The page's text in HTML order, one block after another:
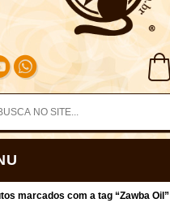
marcados com a tag “Zawba Oil”